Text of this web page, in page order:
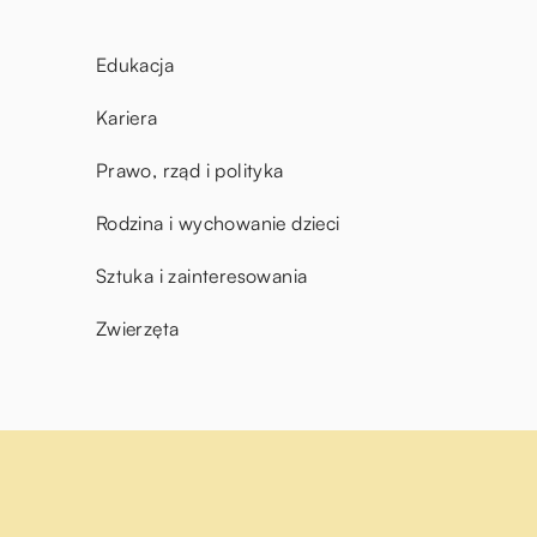
Edukacja
Kariera
Prawo, rząd i polityka
Rodzina i wychowanie dzieci
Sztuka i zainteresowania
Zwierzęta